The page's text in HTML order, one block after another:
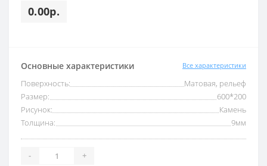
0.00р.
Основные характеристики Все характеристики
Поверхность:
Матовая, рельеф
Размер:
600*200
Рисунок:
Камень
Толщина:
9мм
- +